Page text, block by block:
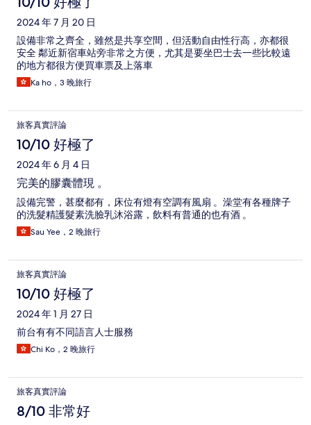
2024 年 7 月 20 日
設備非常之齊全，雖然是共享空間，但活動自由性行高，亦都很
安全 鄰近新宿車站旁非常之方便，尤其是要坐巴士去一些比較遠
的地方都很方便買車票及上落車
Ka ho，3 晚旅行
旅客真實評論
10/10 好極了
2024 年 6 月 4 日
完美的膠囊體現 。
設備完警，甚麼都有，床位有燈有空調有風扇 。澡堂有各種牌子
的洗髮精護髮素洗臉乳沐浴露，飲料有普通的也有酒 。
Sau Yee，2 晚旅行
旅客真實評論
10/10 好極了
2024 年 1 月 27 日
前台有有不同語言人士服務
Chi Ko，2 晚旅行
旅客真實評論
8/10 非常好